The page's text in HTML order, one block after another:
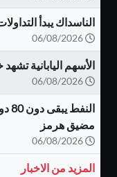
الناسداك يبدأ
الأسهم اليابانية
مضيق هرمز
المزيد من الاخبار